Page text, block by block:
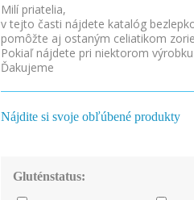
Milí priatelia,
v tejto časti nájdete katalóg
pomôžte aj ostaným celiatikom
Pokiaľ nájdete pri niektorom
Ďakujeme
Nájdite si svoje obľúbené produkty
Gluténstatus: